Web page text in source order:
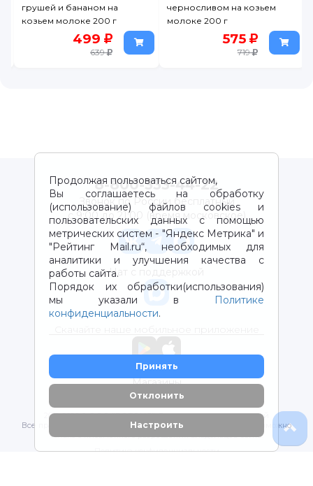
грушей и бананом на
козьем молоке 200 г
499
639
черносливом на козьем
молоке 200 г
575
719
Продолжая пользоваться сайтом,
Вы соглашаетесь на обработку
(использование) файлов cookies и
пользовательских данных с помощью
метрических систем - "Яндекс Метрика" и
"Рейтинг Mail.ru“, необходимых для
аналитики и улучшения качества с
работы сайта.
Порядок их обработки(использования)
мы указали в
Политике
конфиденциальности.
Принять
Отклонить
Настроить
8-800-333-44-22
Звонок по России бесплатный
с 9:00 до 21:00 (время московское)
Чат с поддержкой
Магазины
2012-2026 © ООО "ВОТОНЯ". Детские товары с доставкой
Все права защищены. Любое использование материалов возможно
только с письменного разрешения владельцев сайта.
Политика конфиденциальности